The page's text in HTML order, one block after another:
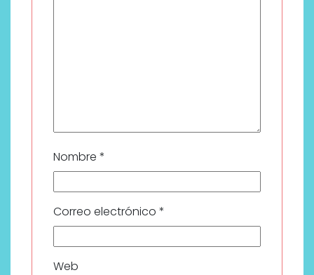
Nombre *
Correo electrónico *
Web